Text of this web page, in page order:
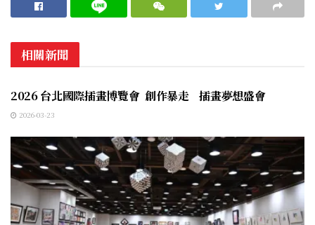
相關新聞
生活消費
2026 台北國際插畫博覽會 創作暴走 插畫夢想盛會
2026-03-23